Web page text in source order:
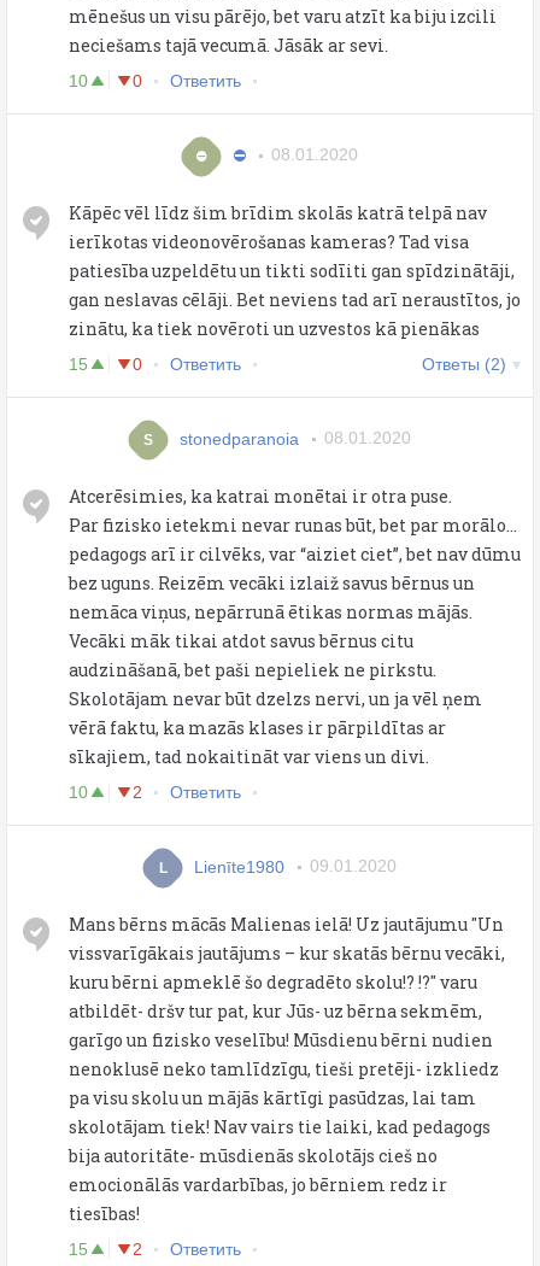
mēnešus un visu pārējo, bet varu atzīt ka biju izcili
neciešams tajā vecumā. Jāsāk ar sevi.
10 0 Ответить
⛔ ⛔️ 08.01.2020
Kāpēc vēl līdz šim brīdim skolās katrā telpā nav
ierīkotas videonovērošanas kameras? Tad visa
patiesība uzpeldētu un tikti sodīiti gan spīdzinātāji,
gan neslavas cēlāji. Bet neviens tad arī neraustītos, jo
zinātu, ka tiek novēroti un uzvestos kā pienākas
15 0 Ответить Ответы (2)
S stonedparanoia 08.01.2020
Atcerēsimies, ka katrai monētai ir otra puse.
Par fizisko ietekmi nevar runas būt, bet par morālo...
pedagogs arī ir cilvēks, var “aiziet ciet”, bet nav dūmu
bez uguns. Reizēm vecāki izlaiž savus bērnus un
nemāca viņus, nepārrunā ētikas normas mājās.
Vecāki māk tikai atdot savus bērnus citu
audzināšanā, bet paši nepieliek ne pirkstu.
Skolotājam nevar būt dzelzs nervi, un ja vēl ņem
vērā faktu, ka mazās klases ir pārpildītas ar
sīkajiem, tad nokaitināt var viens un divi.
10 2 Ответить
L Lienīte1980 09.01.2020
Mans bērns mācās Malienas ielā! Uz jautājumu "Un
vissvarīgākais jautājums – kur skatās bērnu vecāki,
kuru bērni apmeklē šo degradēto skolu!? !?" varu
atbildēt- dršv tur pat, kur Jūs- uz bērna sekmēm,
garīgo un fizisko veselību! Mūsdienu bērni nudien
nenoklusē neko tamlīdzīgu, tieši pretēji- izkliedz
pa visu skolu un mājās kārtīgi pasūdzas, lai tam
skolotājam tiek! Nav vairs tie laiki, kad pedagogs
bija autoritāte- mūsdienās skolotājs cieš no
emocionālās vardarbības, jo bērniem redz ir
tiesības!
15 2 Ответить